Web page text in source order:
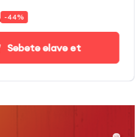
-44%
Səbətə əlavə et